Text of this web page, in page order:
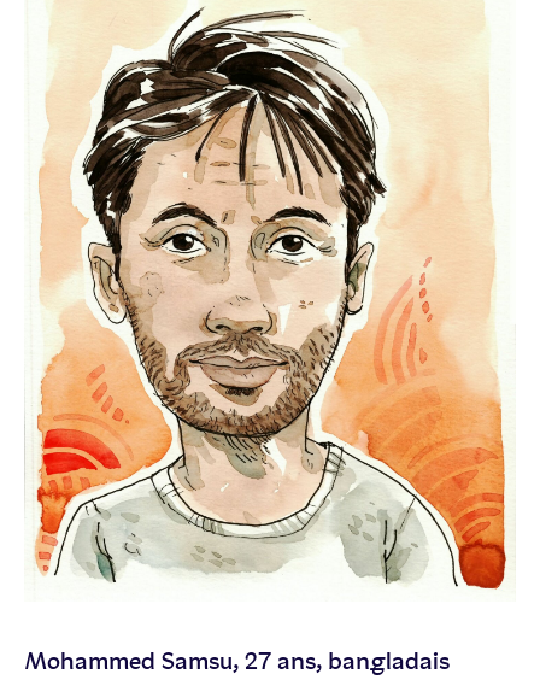
Mohammed Samsu, 27 ans, bangladais